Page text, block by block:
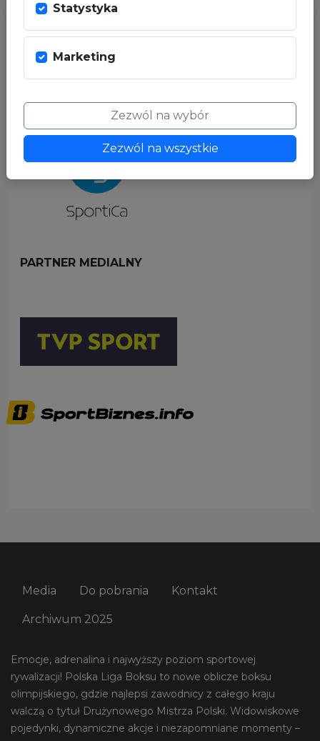
PARTNER MEDIALNY
Media Do pobrania Kontakt
Archiwum 2025
Emocje, adrenalina i najwyższy poziom sportowej
rywalizacji! Polska Liga Boksu to nowe oblicze boksu
olimpijskiego, gdzie najlepsi zawodnicy z całego kraju
walczą o tytuł Drużynowego Mistrza Polski. Widowiskowe
pojedynki, dynamiczne akcje i niezapomniane momenty –
Statystyka
Marketing
Zezwól na wybór
Zezwól na wszystkie